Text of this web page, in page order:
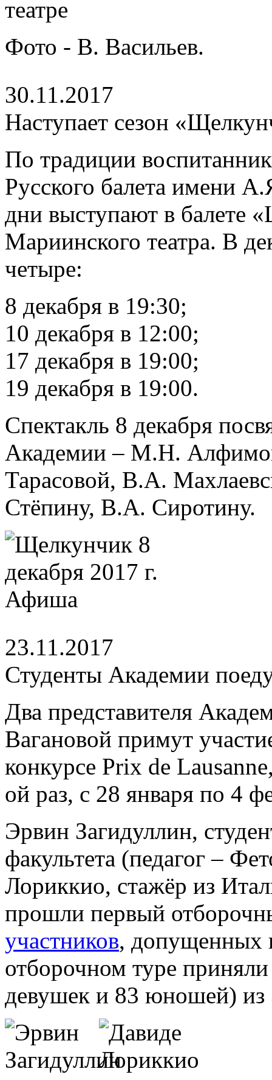
Фото - В. Васильев.
30.11.2017
Наступает сезон
По традиции
Русского балета имени
дни выступают в балете
Мариинского театра. В
четыре:
8 декабря в 19:30;
10 декабря в 12:00;
17 декабря в 19:00;
19 декабря в 19:00.
Спектакль 8 декабря
Академии – М.Н.
Тарасовой, В.А.
Стёпину, В.А. Сиротину.
23.11.2017
Студенты Академии
Два представителя
Вагановой примут
конкурсе Prix de
ой раз, с 28 января по 4
Эрвин Загидуллин,
факультета (педагог –
Лориккио, стажёр из
прошли первый
участников, допущенных
отборочном туре
девушек и 83 юношей) из